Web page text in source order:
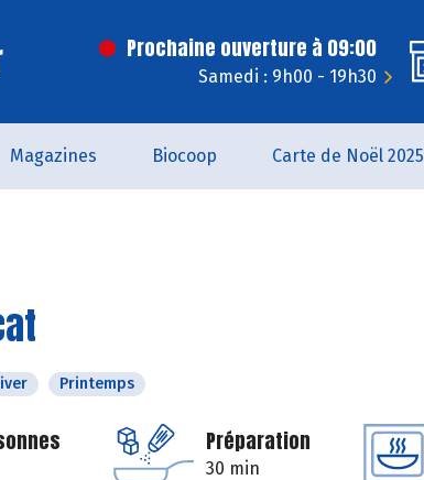
Prochaine ouverture à 09:00
Samedi : 9h00 - 19h30
Magazines Biocoop Carte de Noël 2025
Printemps
Préparation
30 min